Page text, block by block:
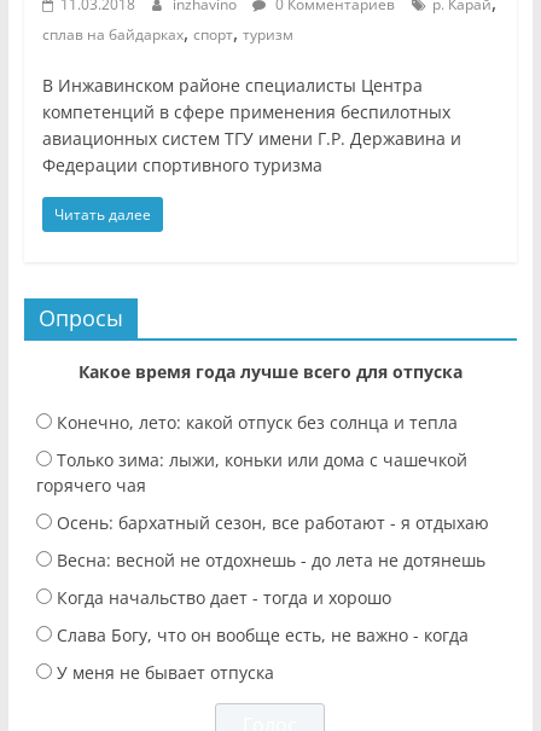
11.03.2018 inzhavino 0 Комментариев р. Карай
сплав на байдарках, спорт, туризм
В Инжавинском районе специалисты Центра
компетенций в сфере применения беспилотных
авиационных систем ТГУ имени Г.Р. Державина и
Федерации спортивного туризма
Читать далее
Опросы
Какое время года лучше всего для отпуска
Конечно, лето: какой отпуск без солнца и тепла
Только зима: лыжи, коньки или дома с чашечкой
горячего чая
Осень: бархатный сезон, все работают - я отдыхаю
Весна: весной не отдохнешь - до лета не дотянешь
Когда начальство дает - тогда и хорошо
Слава Богу, что он вообще есть, не важно - когда
У меня не бывает отпуска